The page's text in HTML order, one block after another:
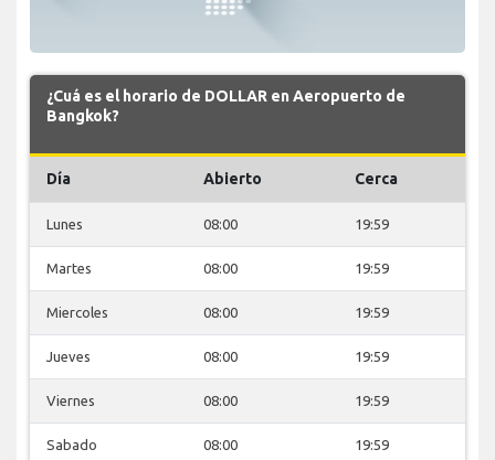
¿Cuá es el horario de DOLLAR en Aeropuerto de
Bangkok?
Día Abierto Cerca
Lunes 08:00 19:59
Martes 08:00 19:59
Miercoles 08:00 19:59
Jueves 08:00 19:59
Viernes 08:00 19:59
Sabado 08:00 19:59